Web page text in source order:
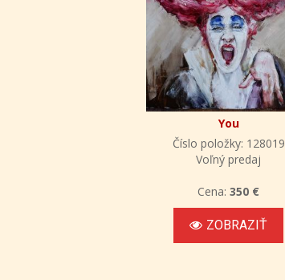
You
Číslo položky: 128019
Voľný predaj
Cena:350 €
ZOBRAZIŤ